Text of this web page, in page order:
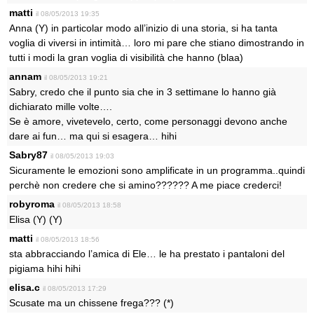
matti il 08/05/2013 19:35
Anna (Y) in particolar modo all’inizio di una storia, si ha tanta
voglia di viversi in intimità… loro mi pare che stiano dimostrando in
tutti i modi la gran voglia di visibilità che hanno (blaa)
annam il 08/05/2013 19:21
Sabry, credo che il punto sia che in 3 settimane lo hanno già
dichiarato mille volte….
Se è amore, vivetevelo, certo, come personaggi devono anche
dare ai fun… ma qui si esagera… hihi
Sabry87 il 08/05/2013 19:03
Sicuramente le emozioni sono amplificate in un programma..quindi
perchè non credere che si amino?????? A me piace crederci!
robyroma il 08/05/2013 18:58
Elisa (Y) (Y)
matti il 08/05/2013 18:56
sta abbracciando l’amica di Ele… le ha prestato i pantaloni del
pigiama hihi hihi
elisa.c il 08/05/2013 17:29
Scusate ma un chissene frega??? (*)